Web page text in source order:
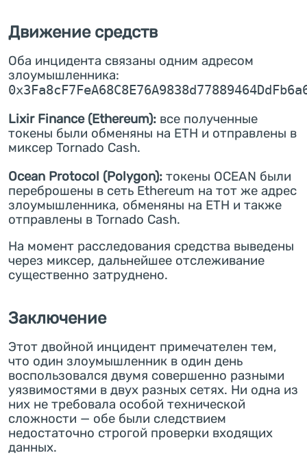
Движение средств
Оба инцидента связаны одним адресом
злоумышленника:
Lixir Finance (Ethereum): все полученные
токены были обменяны на ETH и отправлены в
миксер Tornado Cash.
Ocean Protocol (Polygon): токены OCEAN были
переброшены в сеть Ethereum на тот же адрес
злоумышленника, обменяны на ETH и также
отправлены в Tornado Cash.
На момент расследования средства выведены
через миксер, дальнейшее отслеживание
существенно затруднено.
Заключение
Этот двойной инцидент примечателен тем,
что один злоумышленник в один день
воспользовался двумя совершенно разными
уязвимостями в двух разных сетях. Ни одна из
них не требовала особой технической
сложности — обе были следствием
недостаточно строгой проверки входящих
данных.